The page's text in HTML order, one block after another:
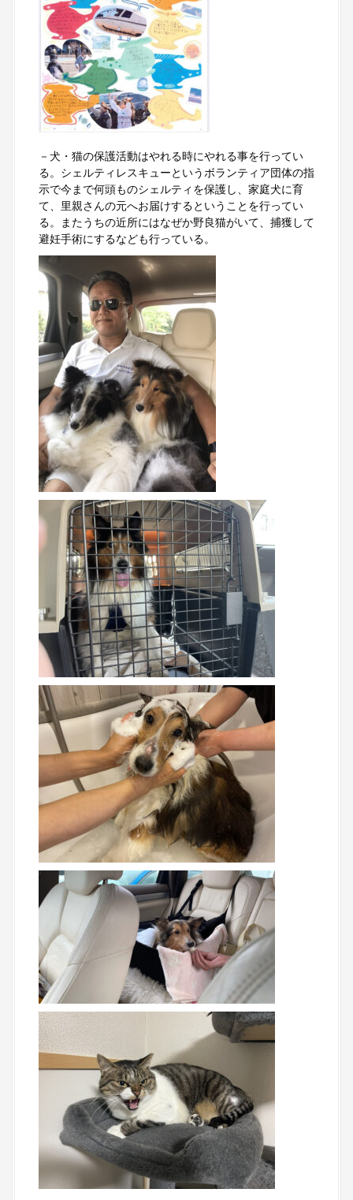
－犬・猫の保護活動はやれる時にやれる事を行ってい
る。シェルティレスキューというボランティア団体の指
示で今まで何頭ものシェルティを保護し、家庭犬に育
て、里親さんの元へお届けするということを行ってい
る。またうちの近所にはなぜか野良猫がいて、捕獲して
避妊手術にするなども行っている。